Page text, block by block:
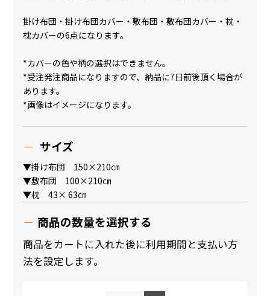
掛け布団・掛け布団カバー・敷布団・敷布団カバー・枕・
枕カバーの6点になります。
*カバーの色や柄の選択はできません。
*受注発注商品になりますので、納品に7日前後頂く場合が
あります。
*画像はイメージになります。
サイズ
▼掛け布団 150×210㎝
▼敷布団 100×210㎝
▼枕 43× 63㎝
商品の数量を選択する
商品をカートに入れた後に利用期間と支払い方
法を設定します。